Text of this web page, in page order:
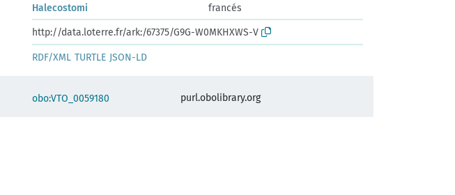
Halecostomi
francés
http://data.loterre.fr/ark:/67375/G9G-W0MKHXWS-V
RDF/XML TURTLE JSON-LD
obo:VTO_0059180 purl.obolibrary.org